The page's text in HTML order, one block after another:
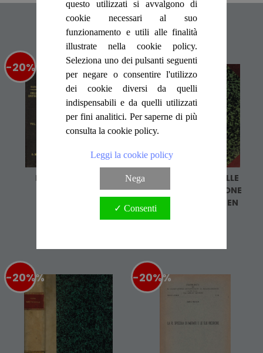
Articoli suggeriti
-20%%
Delle Ipoteche
-20%%
DEI PRIVILEGI E DELLE
CAUSE DI PRELAZIONE
DEL CREDITO IN GEN
8,00 €
-20%% -20%%
questo utilizzati si avvalgono di
cookie necessari al suo
funzionamento e utili alle finalità
illustrate nella cookie policy.
Seleziona uno dei pulsanti seguenti
per negare o consentire l'utilizzo
dei cookie diversi da quelli
indispensabili e da quelli utilizzati
per fini analitici. Per saperne di più
consulta la cookie policy.
Leggi la cookie policy
Nega
✓ Consenti